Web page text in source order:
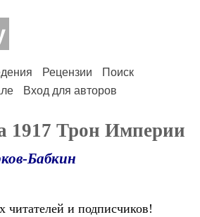
Рецензии
Поиск
Вход для авторов
1917 Трон Империи
Бабкин
читателей и подписчиков!